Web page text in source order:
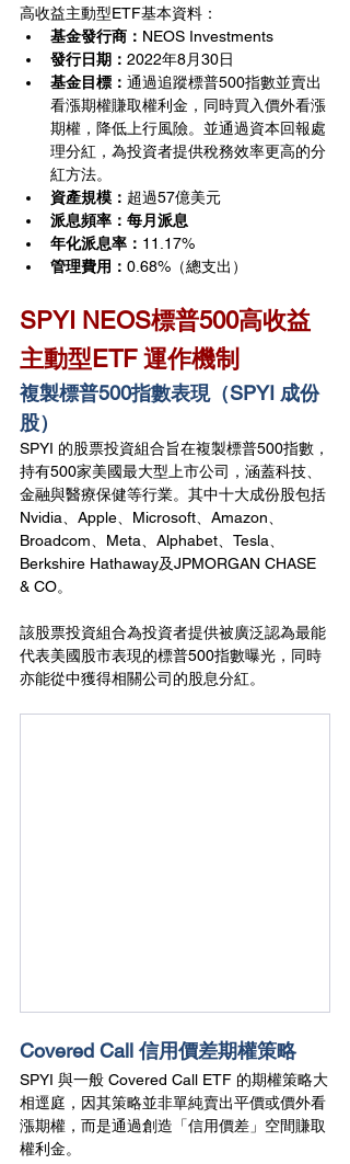
高收益主動型ETF基本資料：
基金發行商： NEOS Investments
發行日期： 2022年8月30日
基金目標： 通過追蹤標普500指數並賣出
看漲期權賺取權利金，同時買入價外看漲
期權，降低上行風險。並通過資本回報處
理分紅，為投資者提供稅務效率更高的分
紅方法。
資產規模： 超過57億美元
派息頻率：每月派息
年化派息率： 11.17%
管理費用： 0.68%（總支出）
SPYI NEOS標普500高收益
主動型ETF 運作機制
複製標普500指數表現（SPYI 成份
股）
SPYI 的股票投資組合旨在複製標普500指數，
持有500家美國最大型上市公司，涵蓋科技、
金融與醫療保健等行業。其中十大成份股包括
Nvidia、Apple、Microsoft、Amazon、
Broadcom、Meta、Alphabet、Tesla、
Berkshire Hathaway及JPMORGAN CHASE
& CO。
該股票投資組合為投資者提供被廣泛認為最能
代表美國股市表現的標普500指數曝光，同時
亦能從中獲得相關公司的股息分紅。
Covered Call 信用價差期權策略
SPYI 與一般 Covered Call ETF 的期權策略大
相逕庭，因其策略並非單純賣出平價或價外看
漲期權，而是通過創造「信用價差」空間賺取
權利金。